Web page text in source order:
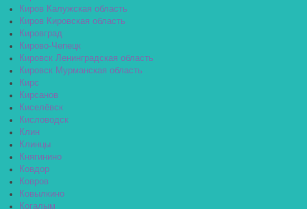
Киров Калужская область
Киров Кировская область
Кировград
Кирово-Чепецк
Кировск Ленинградская область
Кировск Мурманская область
Кирс
Кирсанов
Киселёвск
Кисловодск
Клин
Клинцы
Княгинино
Ковдор
Ковров
Ковылкино
Когалым